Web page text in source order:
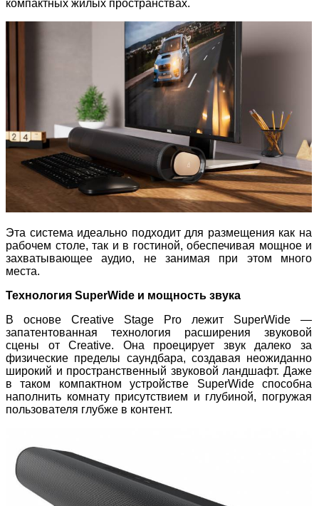
компактных жилых пространствах.
Эта система идеально подходит для размещения как на
рабочем столе, так и в гостиной, обеспечивая мощное и
захватывающее аудио, не занимая при этом много
места.
Технология SuperWide и мощность звука
В основе Creative Stage Pro лежит SuperWide —
запатентованная технология расширения звуковой
сцены от Creative. Она проецирует звук далеко за
физические пределы саундбара, создавая неожиданно
широкий и пространственный звуковой ландшафт. Даже
в таком компактном устройстве SuperWide способна
наполнить комнату присутствием и глубиной, погружая
пользователя глубже в контент.